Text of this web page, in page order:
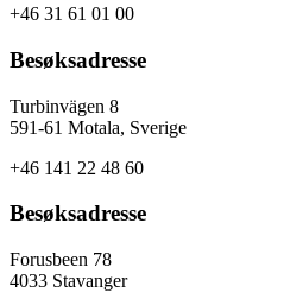
+46 31 61 01 00
Besøksadresse
Turbinvägen 8
591-61 Motala, Sverige
+46 141 22 48 60
Besøksadresse
Forusbeen 78
4033 Stavanger